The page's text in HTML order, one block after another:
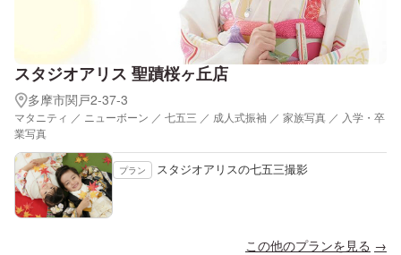
スタジオアリス 聖蹟桜ヶ丘店
多摩市関戸2-37-3
マタニティ ／ ニューボーン ／ 七五三 ／ 成人式振袖 ／ 家族写真 ／ 入学・卒
業写真
プラン スタジオアリスの七五三撮影
この他のプランを見る